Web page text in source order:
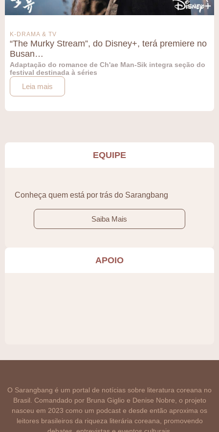
K-DRAMA & TV
“The Murky Stream”, do Disney+, terá premiere no
Busan…
Adaptação do romance de Ch'ae Man-Sik integra seção do
festival destinada à séries
Leia mais
EQUIPE
Conheça quem está por trás do Sarangbang
Saiba Mais
APOIO
O Sarangbang é um portal de notícias sobre literatura coreana no
Brasil. Comandado por Bruna Giglio e Denise Nobre, o projeto
nasceu em 2023 como um podcast e desde então aproxima os
leitores brasileiros da riqueza literária coreana, promovendo